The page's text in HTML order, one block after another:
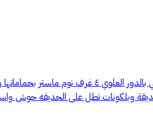
للبيع فيلا بحي حطين مووقع مميز وحي رااقي عند صاد سكوير مساحتها ٧٨٤ متر زاويه على شارعين شمالي ١٥ وغربي ١٥ عمرها